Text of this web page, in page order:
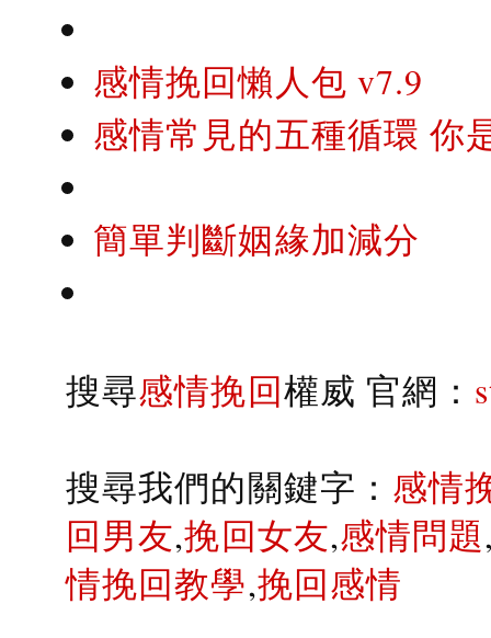
感情挽回懶人包 v7.9
感情常見的五種循環 你
簡單判斷姻緣加減分
搜尋感情挽回權威 官網：
搜尋我們的關鍵字： 感情
回男友,挽回女友,感情問題
情挽回教學,挽回感情